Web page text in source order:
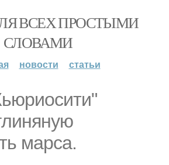
ВСЕХ ПРОСТЫМИ
СЛОВАМИ
новости статьи
марса.